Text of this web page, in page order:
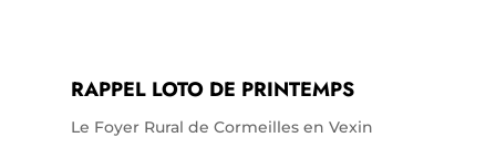
RAPPEL LOTO DE PRINTEMPS
Le Foyer Rural de Cormeilles en Vexin